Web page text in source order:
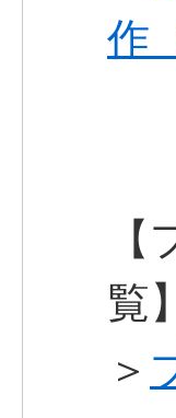
作
覧】
＞